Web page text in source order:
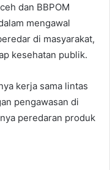
dan BBPOM
mengawal
di masyarakat,
kesehatan publik.
kerja sama lintas
pengawasan di
peredaran produk